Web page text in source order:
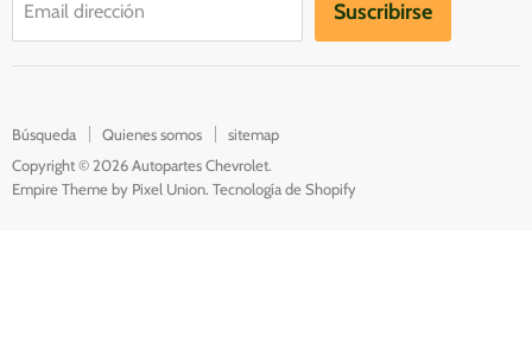
Email dirección Suscribirse
Búsqueda Quienes somos
sitemap
Copyright © 2026 Autopartes Chevrolet.
Empire Theme by Pixel Union. Tecnología de Shopify